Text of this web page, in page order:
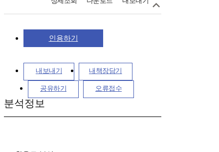
인용하기
내보내기 내책장담기
공유하기 오류접수
분석정보